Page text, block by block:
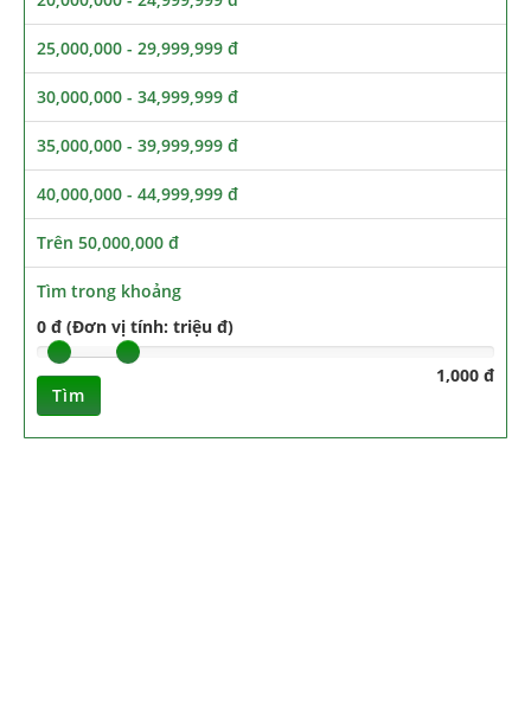
25,000,000 - 29,999,999 đ
30,000,000 - 34,999,999 đ
35,000,000 - 39,999,999 đ
40,000,000 - 44,999,999 đ
Trên 50,000,000 đ
Tìm trong khoảng
0 đ (Đơn vị tính: triệu đ)
1,000 đ
Tìm